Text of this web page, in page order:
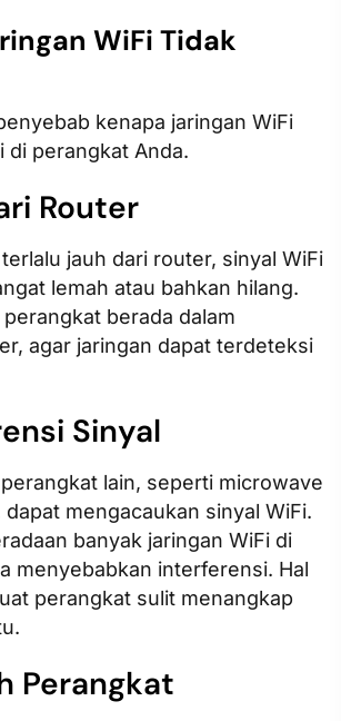
WiFi Tidak
kenapa jaringan WiFi
perangkat Anda.
Router
jauh dari router, sinyal WiFi
lemah atau bahkan hilang.
berada dalam
agar jaringan dapat terdeteksi
Sinyal
lain, seperti microwave
mengacaukan sinyal WiFi.
banyak jaringan WiFi di
menyebabkan interferensi. Hal
perangkat sulit menangkap
Perangkat